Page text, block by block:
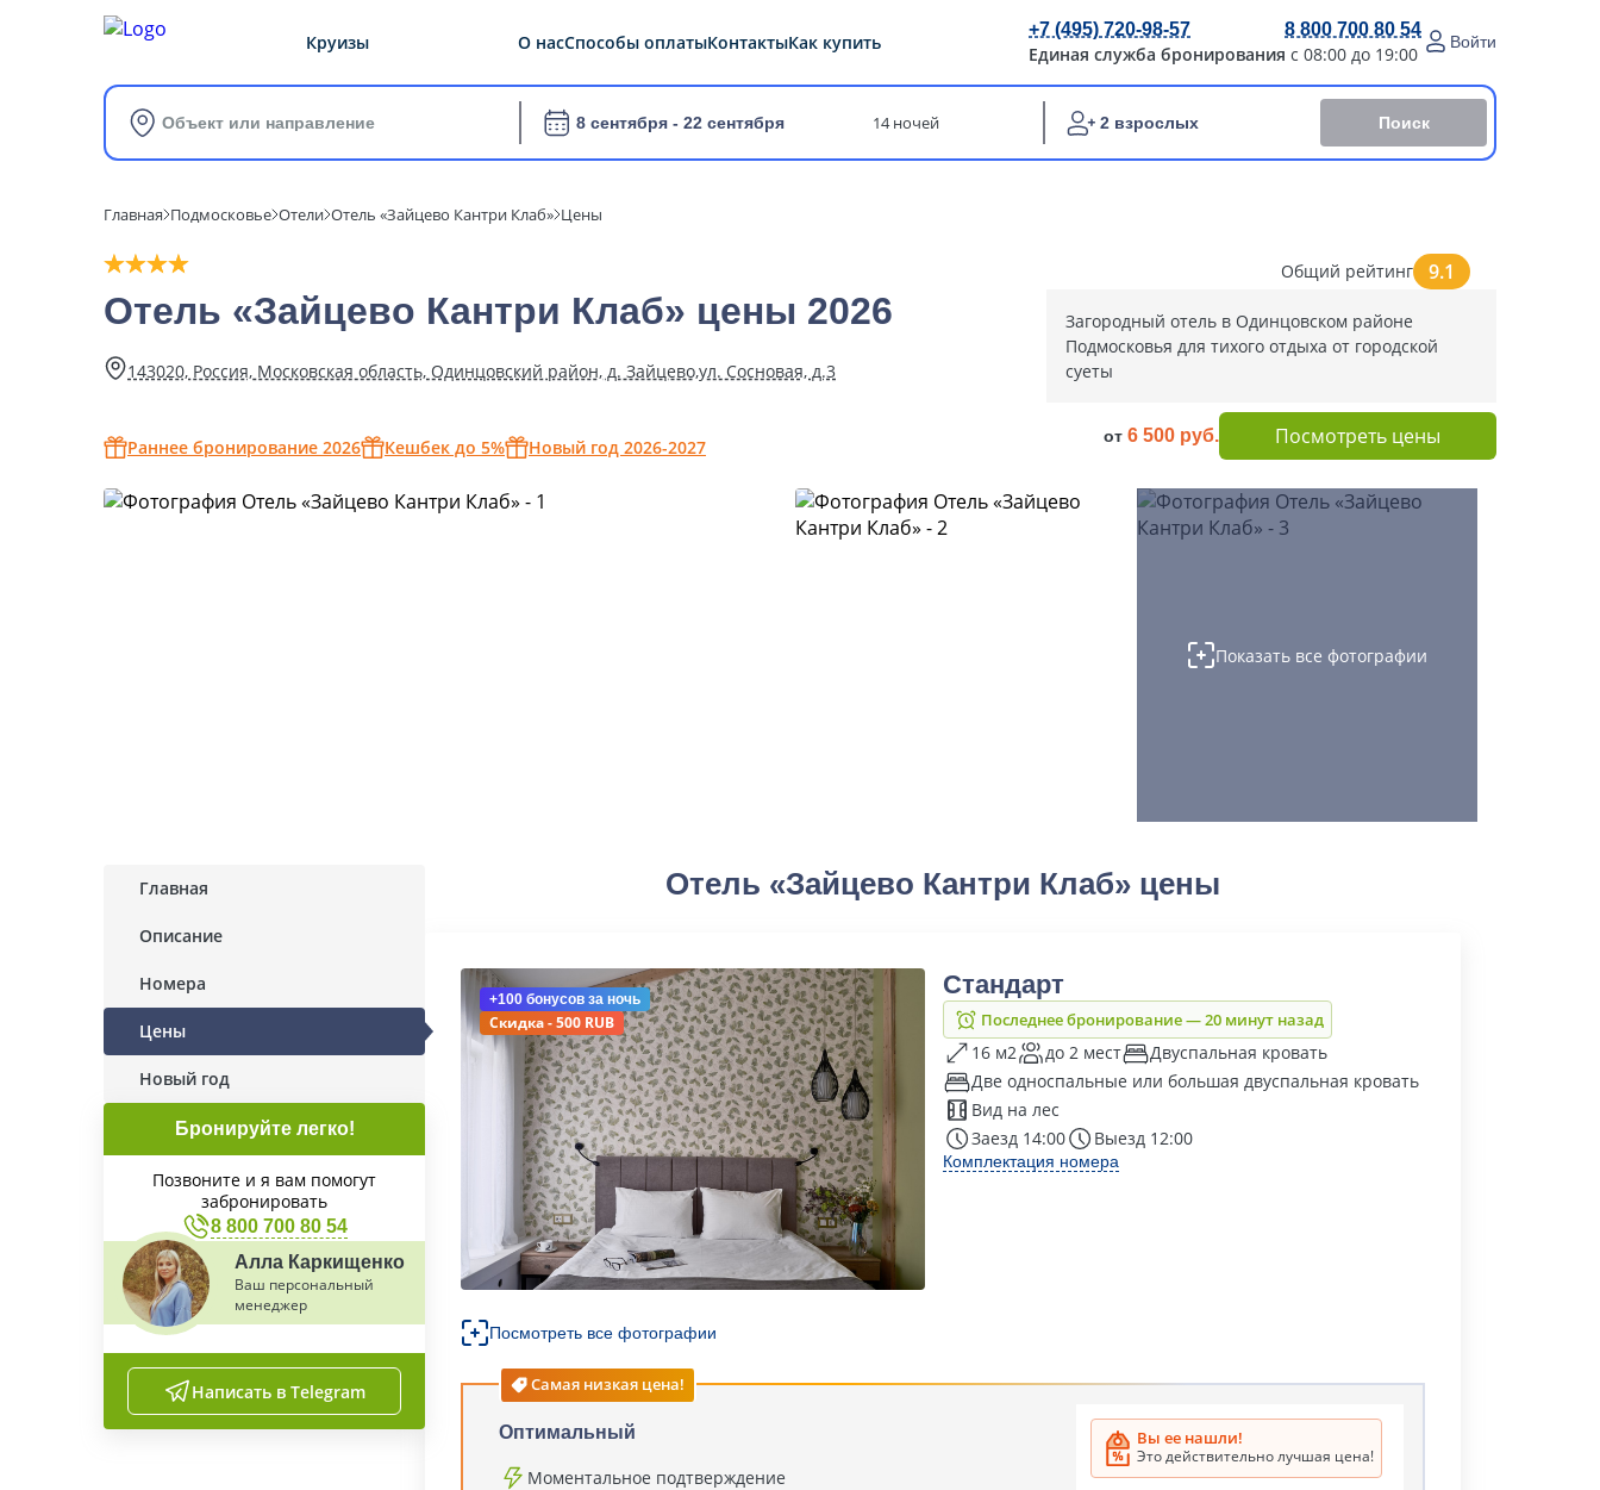
Круизы О насСпособы оплатыКонтактыКак купить
+7 (495) 720-98-57 8 800 700 80 54
Единая служба бронирования с 08:00 до 19:00
Войти
Объект или направление 8 сентября - 22 сентября 14 ночей 2 взрослых Поиск
Главная Подмосковье Отели Отель «Зайцево Кантри Клаб» Цены
Отель «Зайцево Кантри Клаб» цены 2026
143020, Россия, Московская область, Одинцовский район, д. Зайцево,ул. Сосновая, д.3
Раннее бронирование 2026 Кешбек до 5% Новый год 2026-2027
Общий рейтинг 9.1
Загородный отель в Одинцовском районе
Подмосковья для тихого отдыха от городской
суеты
от 6 500 руб. Посмотреть цены
Показать все фотографии
Главная
Описание
Номера
Цены
Новый год
Бронируйте легко!
Позвоните и я вам помогут
забронировать
8 800 700 80 54
Алла Каркищенко
Ваш персональный
менеджер
Написать в Telegram
Отель «Зайцево Кантри Клаб» цены
+100 бонусов за ночь
Скидка - 500 RUB
Посмотреть все фотографии
Стандарт
Последнее бронирование — 20 минут назад
16 м2 до 2 мест
Двуспальная кровать
Две односпальные или большая двуспальная кровать
Вид на лес
Заезд 14:00
Выезд 12:00
Комплектация номера
Самая низкая цена!
Оптимальный
Моментальное подтверждение
Вы ее нашли!
Это действительно лучшая цена!